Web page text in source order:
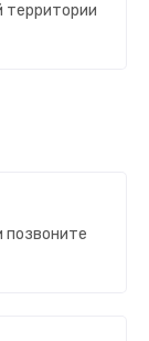
территории
позвоните